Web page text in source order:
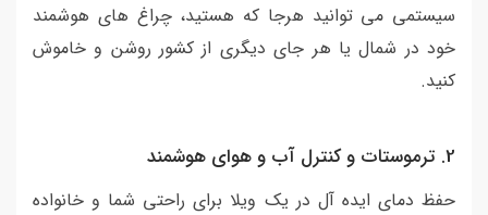
سیستمی می توانید هرجا که هستید، چراغ های هوشمند
خود در شمال یا هر جای دیگری از کشور روشن و خاموش
کنید.
2. ترموستات و کنترل آب و هوای هوشمند
حفظ دمای ایده آل در یک ویلا برای راحتی شما و خانواده